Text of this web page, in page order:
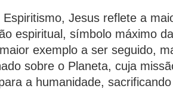
Espiritismo, Jesus reflete a
espiritual, símbolo máximo
exemplo a ser seguido,
sobre o Planeta, cuja
a humanidade,